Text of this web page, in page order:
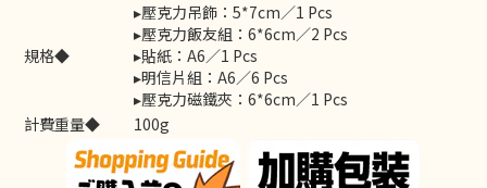
規格◆
▸壓克力吊飾：5*7cm／1 Pcs
▸壓克力飯友組：6*6cm／2 Pcs
▸貼紙：A6／1 Pcs
▸明信片組：A6／6 Pcs
▸壓克力磁鐵夾：6*6cm／1 Pcs
計費重量◆
100g